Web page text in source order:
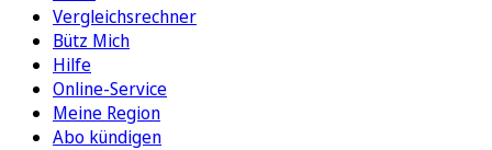
Vergleichsrechner
Bütz Mich
Hilfe
Online-Service
Meine Region
Abo kündigen